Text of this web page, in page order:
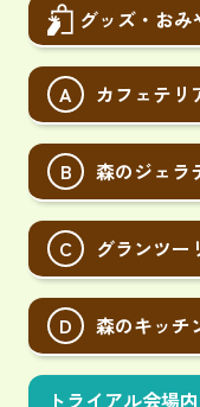
グッズ・おみ
A カフェテリ
B 森のジェラ
C グランツー
D 森のキッチ
トライアル会場内